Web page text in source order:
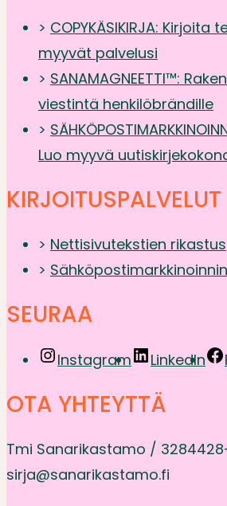
> COPYKÄSIKIRJA: Kirjoita
myyvät palvelusi
> SANAMAGNEETTI™:
viestintä henkilöbrändille
>
Luo myyvä
KIRJOITUSPALVELUT
> Nettisivutekstien rikastus
>
SEURAA
Instagram LinkedIn
OTA YHTEYTTÄ
Tmi Sanarikastamo /
sirja@sanarikastamo.fi